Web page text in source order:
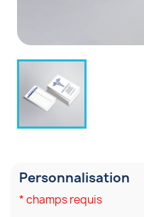
Personnalisation
* champs requis